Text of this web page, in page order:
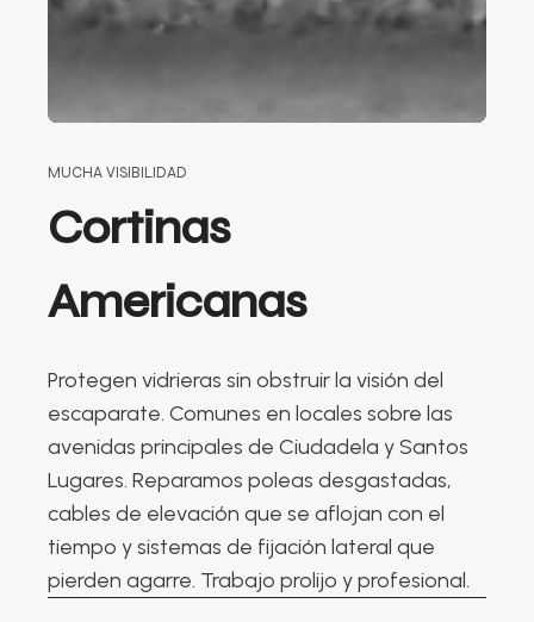
MUCHA VISIBILIDAD
Cortinas
Americanas
Protegen vidrieras sin obstruir la visión del
escaparate. Comunes en locales sobre las
avenidas principales de Ciudadela y Santos
Lugares. Reparamos poleas desgastadas,
cables de elevación que se aflojan con el
tiempo y sistemas de fijación lateral que
pierden agarre. Trabajo prolijo y profesional.